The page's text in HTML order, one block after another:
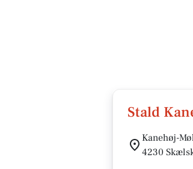
Stald
Kanehøj-
4230